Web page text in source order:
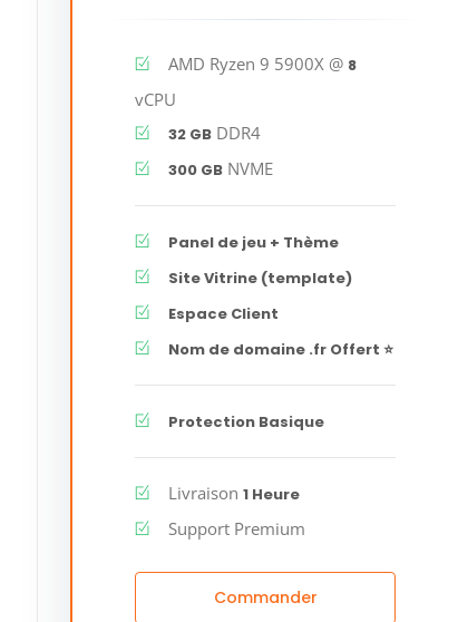
AMD Ryzen 9 5900X @ 8
vCPU
32 GB DDR4
300 GB NVME
Panel de jeu + Thème
Site Vitrine (template)
Espace Client
Nom de domaine .fr Offert ⭐
Protection Basique
Livraison 1 Heure
Support Premium
Commander